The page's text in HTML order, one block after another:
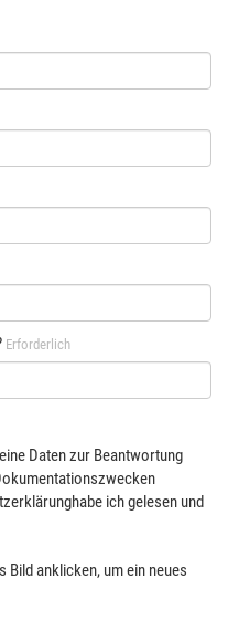
Erforderlich
Daten zur Beantwortung
ich gelesen und
Bild anklicken, um ein neues